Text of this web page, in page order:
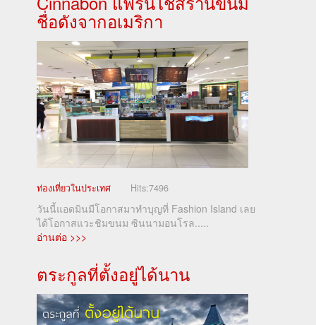
ชื่อดังจากอเมริกา
ท่องเที่ยวในประเทศ Hits:7496
วันนี้แอดมินมีโอกาสมาทำบุญที่ Fashion Island เลย
ได้โอกาสแวะชิมขนม ซินนามอนโรล.....
อ่านต่อ >>>
ตระกูลที่ตั้งอยู่ได้นาน